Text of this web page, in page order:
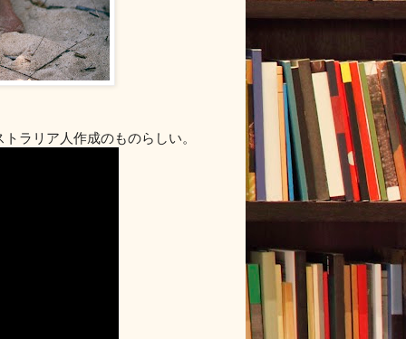
ラリア人作成のものらしい。